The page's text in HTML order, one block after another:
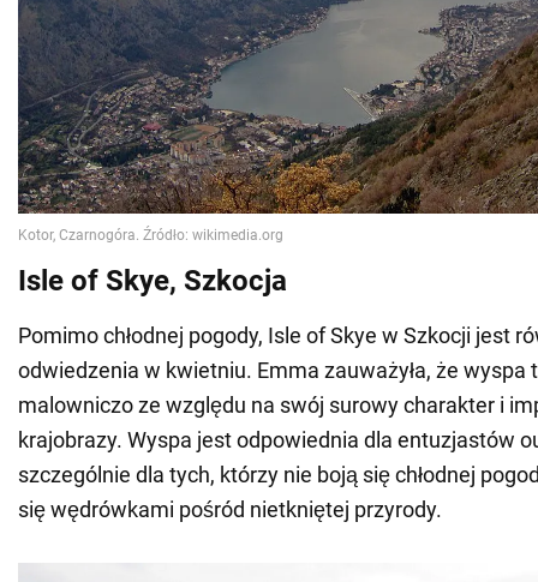
Isle of Skye, Szkocja
Pomimo chłodnej pogody, Isle of Skye w Szkocji jest
odwiedzenia w kwietniu. Emma zauważyła, że wyspa
malowniczo ze względu na swój surowy charakter i
krajobrazy. Wyspa jest odpowiednia dla entuzjastów
szczególnie dla tych, którzy nie boją się chłodnej
się wędrówkami pośród nietkniętej przyrody.